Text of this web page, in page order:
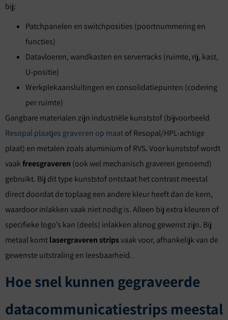
bij:
Patchpanelen en switchposities (poortnummering en
functies)
Datavloeren, wandkasten en serverracks (ruimte, rij, kast,
U-positie)
Werkplekaansluitingen en consolidatiepunten (codering
per ruimte)
Gangbare materialen zijn industriële kunststof (bijvoorbeeld
Resopal plaatjes graveren op maatof Resopal/HPL-achtige
plaat) en metalen zoals aluminium of RVS. Voor kunststof wordt
vaakfreesgraveren (ook wel mechanisch graveren genoemd)
gebruikt. Bij dit type kunststof ontstaat het contrast meestal
direct doordat de toplaag een andere kleur heeft dan de kern,
waardoor inlakken vaak niet nodig is. Alleen bij extra kleuren of
specifieke logo’s kan (deels) inlakken alsnog gewenst zijn. Bij
metaal komtlasergraveren stripsvaak voor, afhankelijk van de
gewenste uitstraling en leesbaarheid.
Hoe snel kunnen gegraveerde
datacommunicatiestrips meestal